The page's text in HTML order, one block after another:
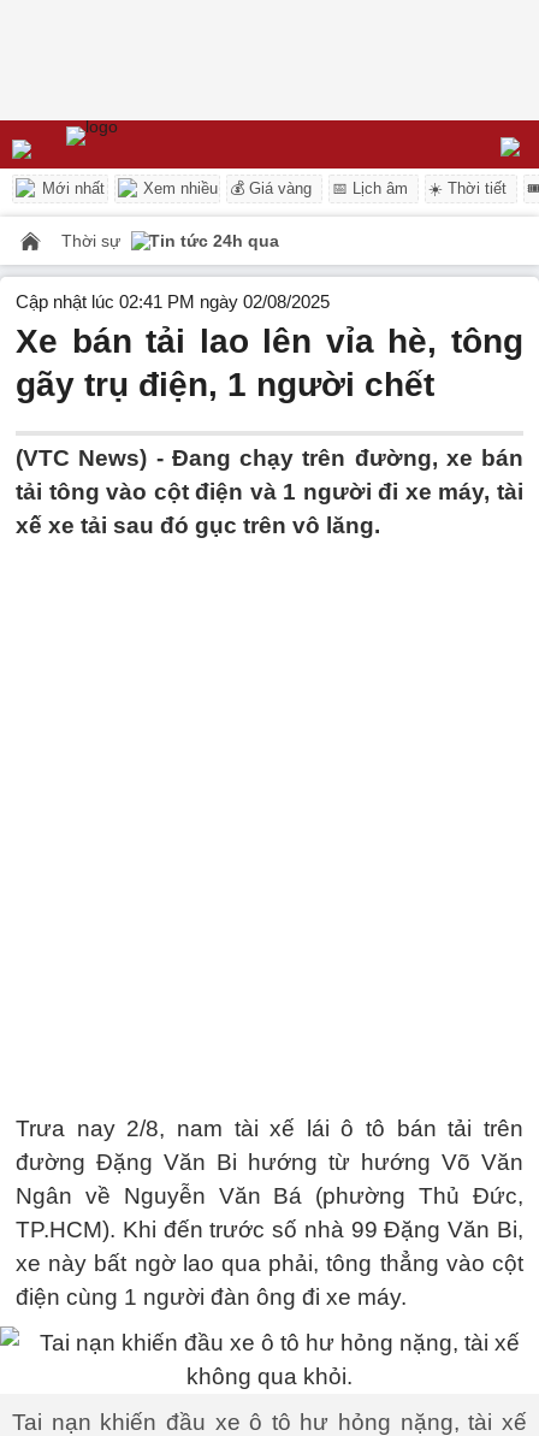
Mới nhất Xem nhiều 💰 Giá vàng 📅 Lịch âm ☀️ Thời tiết
Thời sự Tin tức 24h qua
Cập nhật lúc 02:41 PM ngày 02/08/2025
Xe bán tải lao lên vỉa hè, tông
gãy trụ điện, 1 người chết
(VTC News) - Đang chạy trên đường, xe bán
tải tông vào cột điện và 1 người đi xe máy, tài
xế xe tải sau đó gục trên vô lăng.
Trưa nay 2/8, nam tài xế lái ô tô bán tải trên
đường Đặng Văn Bi hướng từ hướng Võ Văn
Ngân về Nguyễn Văn Bá (phường Thủ Đức,
TP.HCM). Khi đến trước số nhà 99 Đặng Văn Bi,
xe này bất ngờ lao qua phải, tông thẳng vào cột
điện cùng 1 người đàn ông đi xe máy.
Tai nạn khiến đầu xe ô tô hư hỏng nặng, tài xế